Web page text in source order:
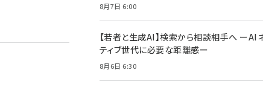
8月7日 6:00
【若者と生成AI】検索から相談相手へ ーAI
ティブ世代に必要な距離感ー
8月6日 6:30